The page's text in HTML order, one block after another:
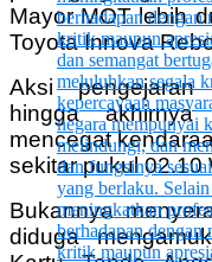
Mayor MOT lebih
Toyota Innova
Aksi pengejaran
hingga akhirnya
mencegat
sekitar pukul 02.10
Bukannya
diduga